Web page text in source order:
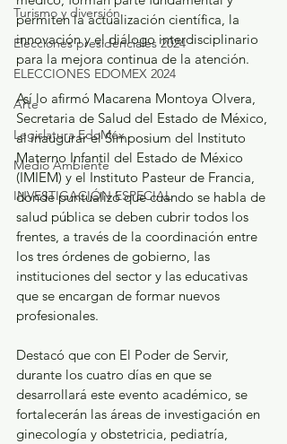
Turismo y diversión
Elecciones presidenciales 2024
ELECCIONES EDOMEX 2024
Arte
Legislatura EdoMéx
Medio Ambiente
INVESTIGACIÓN ESPECIAL
permiten la actualización científica, la
innovación y el diálogo interdisciplinario
para la mejora continua de la atención.
Así lo afirmó Macarena Montoya Olvera,
Secretaria de Salud del Estado de México,
al inaugurar el Simposium del Instituto
Materno Infantil del Estado de México
(IMIEM) y el Instituto Pasteur de Francia,
donde puntualizó que cuando se habla de
salud pública se deben cubrir todos los
frentes, a través de la coordinación entre
los tres órdenes de gobierno, las
instituciones del sector y las educativas
que se encargan de formar nuevos
profesionales.
Destacó que con El Poder de Servir,
durante los cuatro días en que se
desarrollará este evento académico, se
fortalecerán las áreas de investigación en
ginecología y obstetricia, pediatría,